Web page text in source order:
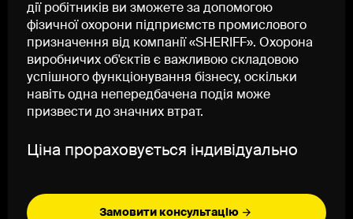
дії робітників ви зможете за допомогою
фізичної охорони підприємств промислового
призначення від компанії «SHERIFF». Охорона
виробничих об'єктів є важливою складовою
успішного функціонування бізнесу, оскільки
навіть одна непередбачена подія може
призвести до значних втрат.
Ціна прораховується індивідуально
Замовити консультацію